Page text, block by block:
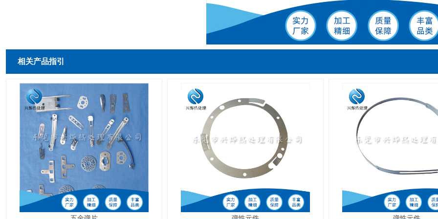
相关产品指引